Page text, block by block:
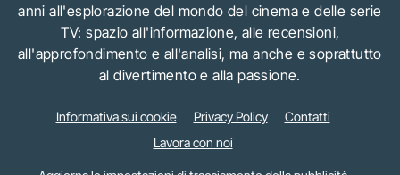
anni all'esplorazione del mondo del cinema e delle serie
TV: spazio all'informazione, alle recensioni,
all'approfondimento e all'analisi, ma anche e soprattutto
al divertimento e alla passione.
Informativa sui cookie Privacy Policy
Contatti
Lavora con noi